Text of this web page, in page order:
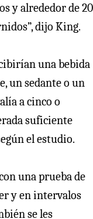
y alrededor de 20
dijo King.
una bebida
un sedante o un
a cinco o
suficiente
el estudio.
una prueba de
y en intervalos
se les